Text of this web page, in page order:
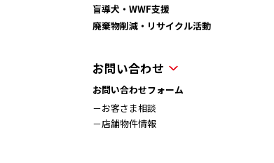
盲導犬・WWF支援
廃棄物削減・リサイクル活動
お問い合わせ
お問い合わせフォーム
－お客さま相談
－店舗物件情報